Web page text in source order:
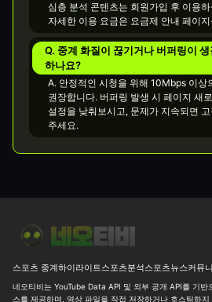
심층 분석 콘텐츠는 회원가입 후 이용
자세한 이용 요금은 요금제 안내 페이
Q. 중계 화질이 끊기거나 버퍼링이
하나요?
A. 안정적인 시청을 위해 10Mbps 이상
권장합니다. 버퍼링 발생 시 페이지 새
설정을 낮춰보시고, 문제가 지속되면
주세요.
스포츠 중계하이라이트스포츠분석스포츠뉴스커뮤
네오티비는 YouTube Data API 및 외부 공개 API를 기반
스를 제공하며, 영상 파일을 직접 저장하거나 호스팅하지